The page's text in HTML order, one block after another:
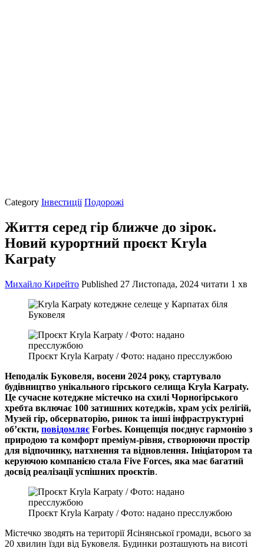
Category Інвестиції Подорожі
Життя серед гір ближче до зірок.
Новий курортний проєкт Kryla
Karpaty
Михайло Кирейто Published 27 Листопада, 2024 читати 1 хв
Проєкт Kryla Karpaty / Фото: надано пресслужбою
Неподалік Буковеля, восени 2024 року, стартувало
будівництво унікального гірського селища Kryla Karpaty.
Це сучасне котеджне містечко на схилі Чорногірського
хребта включає 100 затишних котеджів, храм усіх релігій,
Музей гір, обсерваторію, ринок та інші інфраструктурні
об’єкти, повідомляє Forbes. Концепція поєднує гармонію з
природою та комфорт преміум-рівня, створюючи простір
для відпочинку, натхнення та відновлення. Ініціатором та
керуючою компанією стала Five Forces, яка має багатий
досвід реалізації успішних проєктів.
Проєкт Kryla Karpaty / Фото: надано пресслужбою
Містечко зводять на території Ясінянської громади, всього за
20 хвилин їзди від Буковеля. Будинки розташують на висоті